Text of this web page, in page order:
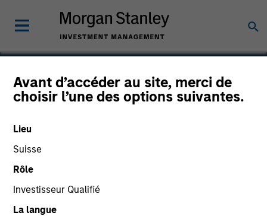
Avant d’accéder au site, merci de
choisir l’une des options suivantes.
Lieu
Suisse
Rôle
Investisseur Qualifié
La langue
Nitromed